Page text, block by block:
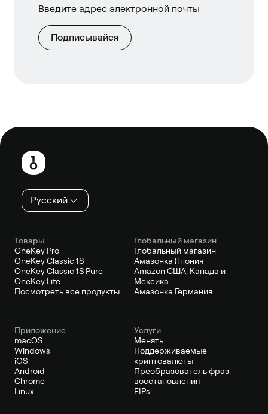
Подписывайся
Нижний
колонтитул
Русский
Товары
OneKey Pro
OneKey Classic 1S
OneKey Classic 1S Pure
OneKey Lite
Посмотреть все продукты
Глобальный магазин
Глобальный магазин
Амазонка Япония
Amazon США, Канада и
Мексика
Амазонка Германия
Приложение
macOS
Windows
iOS
Android
Chrome
Linux
Услуги
Менять
Поддерживаемые
криптовалюты
Преобразователь фраз
восстановления
EIPs